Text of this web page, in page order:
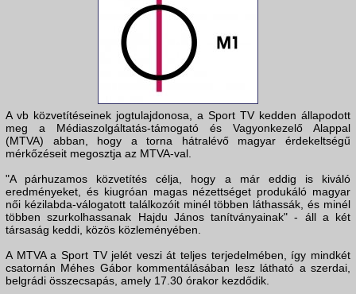
A vb közvetítéseinek jogtulajdonosa, a Sport TV kedden állapodott
meg a Médiaszolgáltatás-támogató és Vagyonkezelő Alappal
(MTVA) abban, hogy a torna hátralévő magyar érdekeltségű
mérkőzéseit megosztja az MTVA-val.
"A párhuzamos közvetítés célja, hogy a már eddig is kiváló
eredményeket, és kiugróan magas nézettséget produkáló magyar
női kézilabda-válogatott találkozóit minél többen láthassák, és minél
többen szurkolhassanak Hajdu János tanítványainak" - áll a két
társaság keddi, közös közleményében.
A MTVA a Sport TV jelét veszi át teljes terjedelmében, így mindkét
csatornán Méhes Gábor kommentálásában lesz látható a szerdai,
belgrádi összecsapás, amely 17.30 órakor kezdődik.